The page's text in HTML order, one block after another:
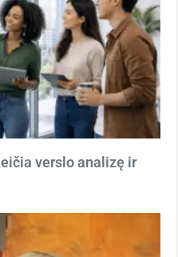
verslo analizę ir